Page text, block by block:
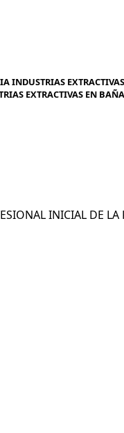
INDUSTRIAS
EXTRACTIVAS EN
INICIAL DE LA